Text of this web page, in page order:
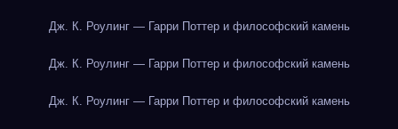
Дж. К. Роулинг — Гарри Поттер и философский камень
Дж. К. Роулинг — Гарри Поттер и философский камень
Дж. К. Роулинг — Гарри Поттер и философский камень